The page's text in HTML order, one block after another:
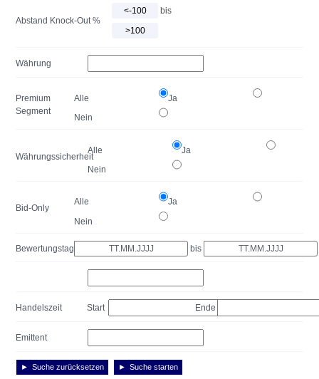
Abstand Knock-Out %
bis
Währung
Premium
Segment
Alle
Ja
Nein
Währungssicherheit
Alle
Ja
Nein
Bid-Only
Alle
Ja
Nein
Bewertungstag bis
Handelszeit Start Ende
Emittent
Suche zurücksetzen Suche starten